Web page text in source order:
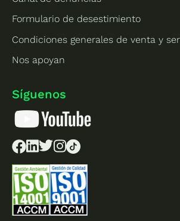
Formulario de desestimiento
Condiciones generales de venta y
Nos apoyan
Síguenos